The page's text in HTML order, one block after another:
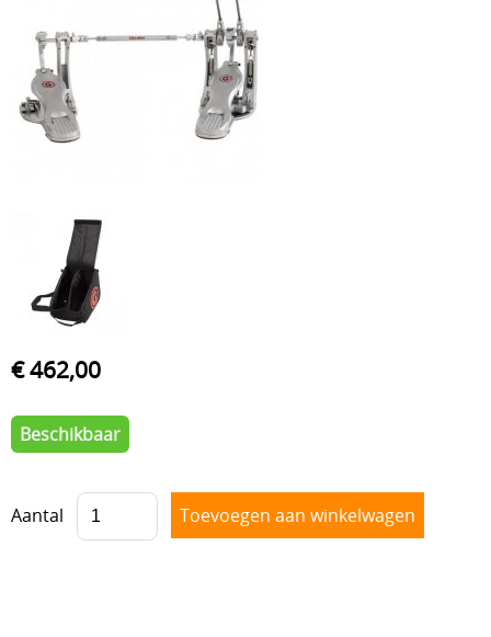
Drumstokken
Drum toebehoren
Accesoires
Tweedehands drumstellen
Uitverkoop
Cadeaubon
€ 462,00
Beschikbaar
Aantal